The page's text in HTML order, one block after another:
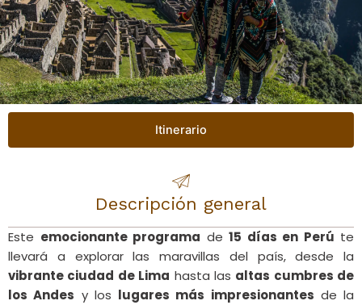
Itinerario
Descripción general
Este emocionante programa de 15 días en Perú te
llevará a explorar las maravillas del país, desde la
vibrante ciudad de Lima hasta las altas cumbres de
los Andes y los lugares más impresionantes de la